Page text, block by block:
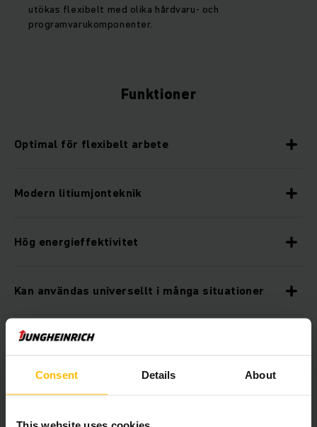
Consent Details About
utökas flexibelt med olika hårdvaru- och
programvarukomponenter.
Funktioner
Optimal för flexibelt arbete
Modern litiumjonteknik
Hög energieffektivitet
Kan användas universellt i många situationer
Diverse utrustningsalternativ